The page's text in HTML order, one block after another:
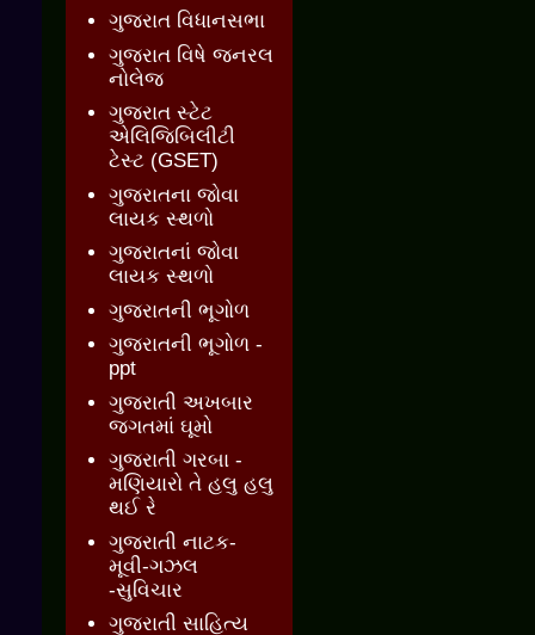
ગુજરાત વિધાનસભા
ગુજરાત વિષે જનરલ
નોલેજ
ગુજરાત સ્ટેટ
એલિજિબિલીટી
ટેસ્ટ (GSET)
ગુજરાતના જોવા
લાયક સ્થળો
ગુજરાતનાં જોવા
લાયક સ્થળો
ગુજરાતની ભૂગોળ
ગુજરાતની ભૂગોળ -
ppt
ગુજરાતી અખબાર
જગતમાં ઘૂમો
ગુજરાતી ગરબા -
મણિયારો તે હલુ હલુ
થઈ રે
ગુજરાતી નાટક-
મૂવી-ગઝલ
-સુવિચાર
ગુજરાતી સાહિત્ય